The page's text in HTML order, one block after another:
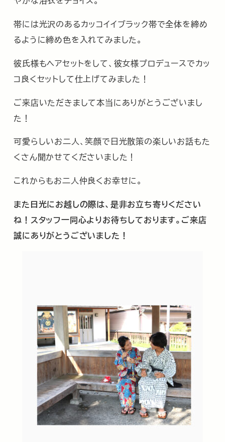
帯には光沢のあるカッコイイブラック帯で全体を締め
るように締め色を入れてみました。
彼氏様もヘアセットをして、彼女様プロデュースでカッ
コ良くセットして仕上げてみました！
ご来店いただきまして本当にありがとうございまし
た！
可愛らしいお二人、笑顔で日光散策の楽しいお話もた
くさん聞かせてくださいました！
これからもお二人仲良くお幸せに。
また日光にお越しの際は、是非お立ち寄りください
ね！スタッフ一同心よりお待ちしております。ご来店
誠にありがとうございました！